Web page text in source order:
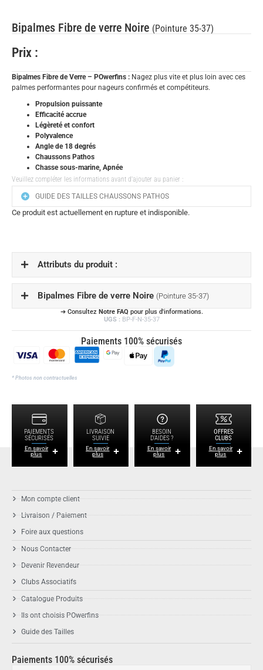
Bipalmes Fibre de verre Noire (Pointure 35-37)
Prix :
Bipalmes Fibre de Verre – POwerfins : Nagez plus vite et plus loin avec ces
palmes performantes pour nageurs confirmés et compétiteurs.
Propulsion puissante
Efficacité accrue
Légèreté et confort
Polyvalence
Angle de 18 degrés
Chaussons Pathos
Chasse sous-marine, Apnée
Veuillez compléter les informations avant d'ajouter au panier :
GUIDE DES TAILLES CHAUSSONS PATHOS
Ce produit est actuellement en rupture et indisponible.
Attributs du produit :
Bipalmes Fibre de verre Noire (Pointure 35-37)
➔ Consultez Notre FAQ pour plus d'informations.
UGS : BP-F-N-35-37
Paiements 100% sécurisés
* Photos non contractuelles
PAIEMENTS
SÉCURISÉS
En savoir
plus
LIVRAISON
SUIVIE
En savoir
plus
BESOIN
D'AIDES ?
En savoir
plus
OFFRES
CLUBS
En savoir
plus
Mon compte client
Livraison / Paiement
Foire aux questions
Nous Contacter
Devenir Revendeur
Clubs Associatifs
Catalogue Produits
Ils ont choisis POwerfins
Guide des Tailles
Paiements 100% sécurisés